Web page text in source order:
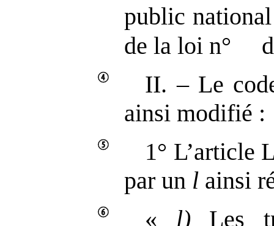
public
de la loi n°
II. – Le
ainsi modifié :
1° L’article
par un l ainsi
« l) Les